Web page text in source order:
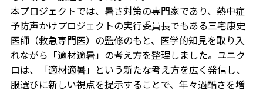
本プロジェクトでは、暑さ対策の専門家であり、熱中症
予防声かけプロジェクトの実行委員長でもある三宅康史
医師（救急専門医）の監修のもと、医学的知見を取り入
れながら「適材適暑」の考え方を整理しました。ユニク
ロは、「適材適暑」という新たな考え方を広く発信し、
服選びに新しい視点を提示することで、年々過酷さを増